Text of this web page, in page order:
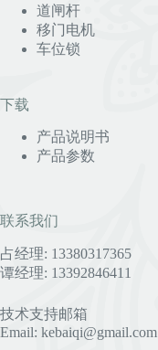
道闸杆
移门电机
车位锁
下载
产品说明书
产品参数
联系我们
占经理: 13380317365
谭经理: 13392846411
技术支持邮箱
Email: kebaiqi@gmail.com